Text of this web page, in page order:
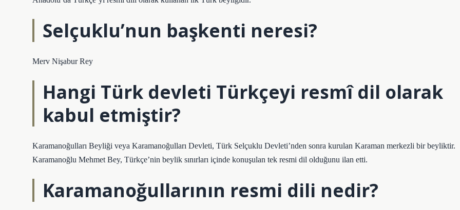
Selçuklu’nun başkenti neresi?
Merv Nişabur Rey
Hangi Türk devleti Türkçeyi resmî dil olarak
kabul etmiştir?
Karamanoğulları Beyliği veya Karamanoğulları Devleti, Türk Selçuklu Devleti’nden sonra kurulan Karaman merkezli bir beyliktir.
Karamanoğlu Mehmet Bey, Türkçe’nin beylik sınırları içinde konuşulan tek resmi dil olduğunu ilan etti.
Karamanoğullarının resmi dili nedir?